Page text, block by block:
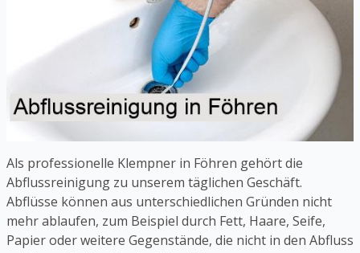
Als professionelle Klempner in Föhren gehört die
Abflussreinigung zu unserem täglichen Geschäft.
Abflüsse können aus unterschiedlichen Gründen nicht
mehr ablaufen, zum Beispiel durch Fett, Haare, Seife,
Papier oder weitere Gegenstände, die nicht in den Abfluss